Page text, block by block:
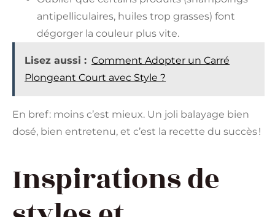
antipelliculaires, huiles trop grasses) font
dégorger la couleur plus vite.
Lisez aussi : Comment Adopter un Carré
Plongeant Court avec Style ?
En bref : moins c’est mieux. Un joli balayage bien
dosé, bien entretenu, et c’est la recette du succès !
Inspirations de